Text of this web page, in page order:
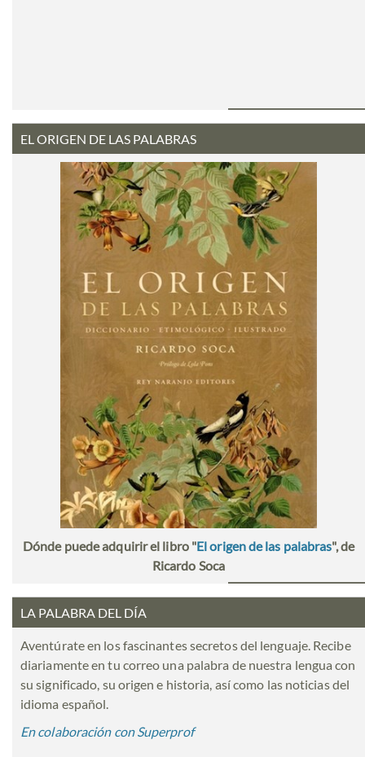
EL ORIGEN DE LAS PALABRAS
Dónde puede adquirir el libro "El origen de las palabras", de
Ricardo Soca
LA PALABRA DEL DÍA
Aventúrate en los fascinantes secretos del lenguaje. Recibe
diariamente en tu correo una palabra de nuestra lengua con
su significado, su origen e historia, así como las noticias del
idioma español.
En colaboración con Superprof